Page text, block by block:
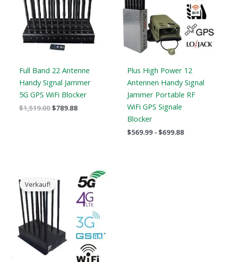
Full Band 22 Antenne
Handy Signal Jammer
5G GPS WiFi Blocker
$1,519.00$789.88
Plus High Power 12
Antennen Handy Signal
Jammer Portable RF
WiFi GPS Signale
Blocker
$569.99 -$699.88
Verkauf!
ursprüngliche
Preis
war:
$1,099.00.
aktuelle
Preis
ist:
$616.99.